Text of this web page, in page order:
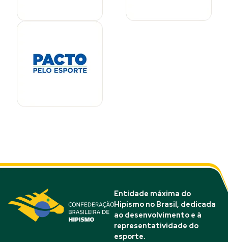
Entidade máxima do
Hipismo no Brasil, dedicada
ao desenvolvimento e à
representatividade do
esporte.